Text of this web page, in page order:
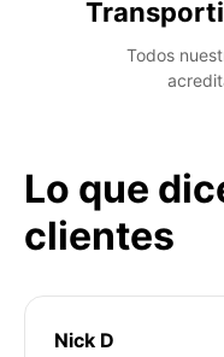
Todos
Lo que
clientes
Nick D